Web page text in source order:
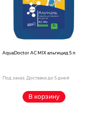
AquaDoctor AС MIX альгицид 5 л
Под заказ. Доставка до 5 дней
В корзину